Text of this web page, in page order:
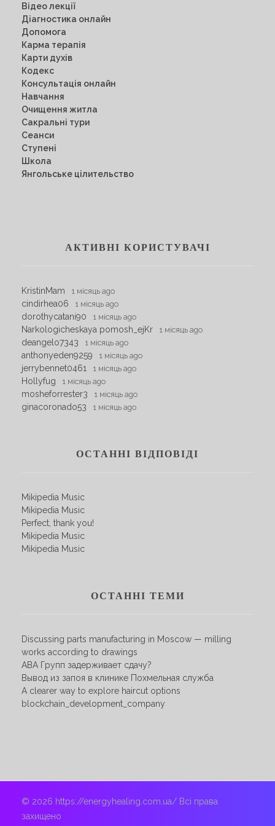
Відео лекції
Діагностика онлайн
Допомога
Карма терапія
Карти духів
Кодекс
Консультація онлайн
Навчання
Очищення житла
Сакральні тури
Сеанси
Ступені
Школа
Янгольське цілительство
АКТИВНІ КОРИСТУВАЧІ
KristinMam 1 місяць ago
cindirhea06 1 місяць ago
dorothycatani90 1 місяць ago
Narkologicheskaya pomosh_ejKr 1 місяць ago
deangelo7343 1 місяць ago
anthonyeden9259 1 місяць ago
jerrybennet0461 1 місяць ago
Hollyfug 1 місяць ago
mosheforrester3 1 місяць ago
ginacoronado53 1 місяць ago
ОСТАННІ ВІДПОВІДІ
Mikipedia Music
Mikipedia Music
Perfect, thank you!
Mikipedia Music
Mikipedia Music
ОСТАННІ ТЕМИ
Discussing parts manufacturing in Moscow — milling
works according to drawings
АВА Групп задерживает сдачу?
Вывод из запоя в клинике Похмельная служба
A clearer way to explore haircut options
blockchain_development_company
© 2026 https://energyhealing.com.ua/ Всі права
захищено